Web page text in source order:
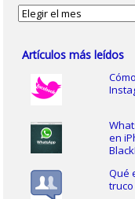
Archivos
Artículos más leídos
en
Qué